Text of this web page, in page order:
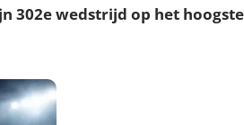
302e wedstrijd op het